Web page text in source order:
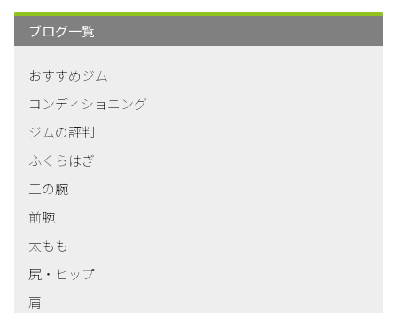
ブログ一覧
おすすめジム
コンディショニング
ジムの評判
ふくらはぎ
二の腕
前腕
太もも
尻・ヒップ
肩